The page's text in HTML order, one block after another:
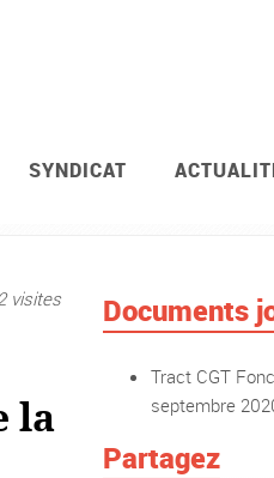
SYNDICAT
visites
la
Documents
Tract CGT
septembre
Partagez